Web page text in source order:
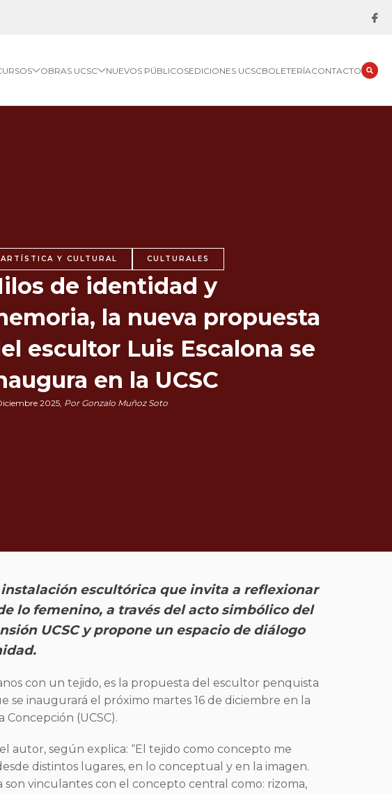
OBRAS UCSC NUEVOS PÚBLICOSEDICIONES UCSCBOLETERÍACONTACTO
ARTÍSTICA Y CULTURAL CULTURALES
de identidad y
la nueva propuesta
escultor Luis Escalona se
en la UCSC
2025, Por Gonzalo Muñoz Soto
escultórica que invita a reflexionar
lo femenino, a través del acto simbólico del
UCSC y propone un espacio de diálogo
con un tejido, es la propuesta del escultor penquista
se inaugurará el próximo martes 16 de diciembre en la
(UCSC).
autor, según explica: “El tejido como concepto me
distintos lugares, en lo conceptual y en la imagen.
vinculantes con el concepto central como: rizoma,